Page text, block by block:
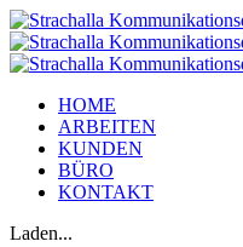
Zum
Inhalt
springen
HOME
ARBEITEN
KUNDEN
BÜRO
KONTAKT
Laden...